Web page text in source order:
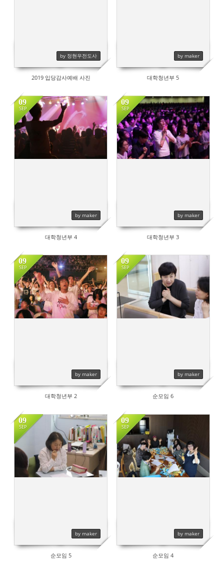
by 정현우전도사
2019 입당감사예배 사진
by maker
대학청년부 5
09
SEP
by maker
대학청년부 4
09
SEP
by maker
727
대학청년부 3
09
SEP
by maker
615
대학청년부 2
09
SEP
by maker
724
순모임 6
09
SEP
by maker
651
순모임 5
09
SEP
by maker
690
순모임 4